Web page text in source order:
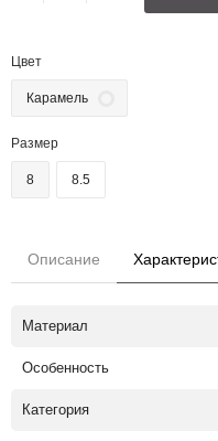
Цвет
Карамель
Размер
8 8.5
Описание
Материал
Особенность
Категория